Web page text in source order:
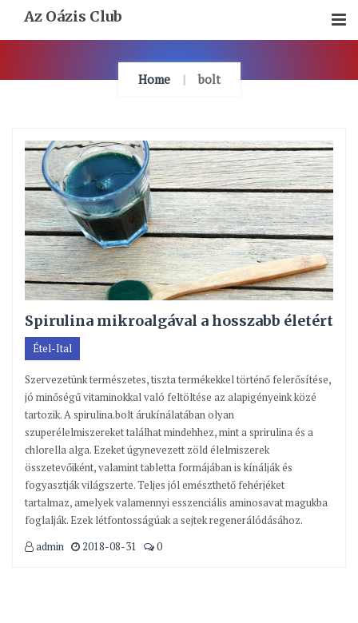
Content
Az Oázis Club
Home bolt
Spirulina mikroalgával a hosszabb életért
Étel-Ital
Szervezetünk természetes, tiszta termékekkel történő felerősítése,
jó minőségű vitaminokkal való feltöltése az alapigényeink közé
tartozik. A spirulina.bolt árukínálatában olyan
szuperélelmiszereket találhat mindehhez, mint a sprirulina és a
chlorella alga. Ezeket úgynevezett zöld élelmiszerek
összetevőiként, valamint tabletta formájában is kínálják és
fogyasztják világszerte. Teljes jól emészthető fehérjéket
tartalmaz, amelyek valamennyi esszenciális aminosavat magukba
foglalják. Ezek létfontosságúak a sejtek regenerálódásához.
admin
2018-08-31 0